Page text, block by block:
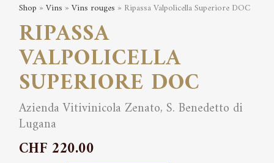
Shop »Vins »Vins rouges » Ripassa Valpolicella Superiore DOC
RIPASSA
VALPOLICELLA
SUPERIORE DOC
Azienda Vitivinicola Zenato, S. Benedetto di
Lugana
CHF 220.00